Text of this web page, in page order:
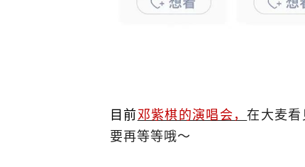
目前邓紫棋的演唱会，在大麦看
要再等等哦～